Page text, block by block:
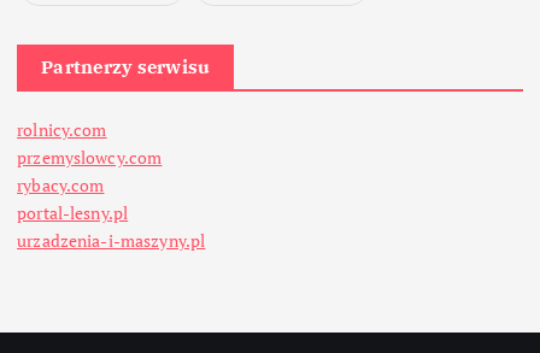
Partnerzy serwisu
rolnicy.com
przemyslowcy.com
rybacy.com
portal-lesny.pl
urzadzenia-i-maszyny.pl